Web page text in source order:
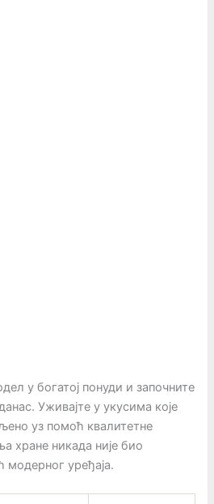
у богатој понуди и започните
Уживајте у укусима које
уз помоћ квалитетне
хране никада није био
модерног уређаја.